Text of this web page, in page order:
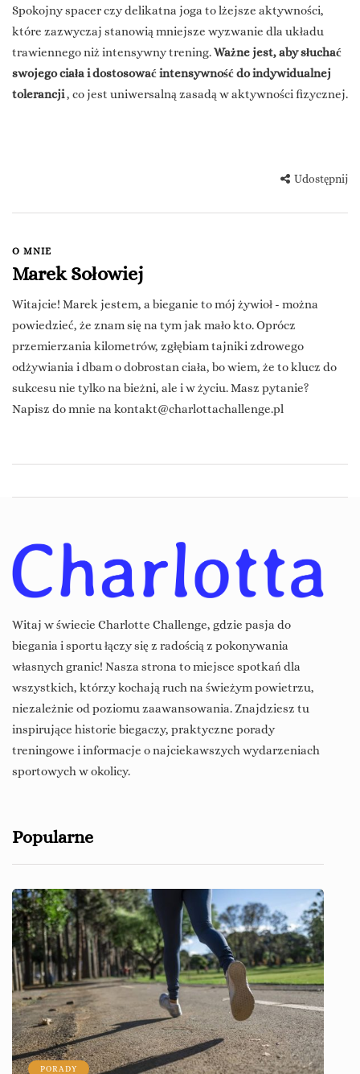
Spokojny spacer czy delikatna joga to lżejsze aktywności,
które zazwyczaj stanowią mniejsze wyzwanie dla układu
trawiennego niż intensywny trening.Ważne jest, aby słuchać
swojego ciała i dostosować intensywność do indywidualnej
tolerancji, co jest uniwersalną zasadą w aktywności fizycznej.
Udostępnij
O MNIE
Marek Sołowiej
Witajcie! Marek jestem, a bieganie to mój żywioł - można
powiedzieć, że znam się na tym jak mało kto. Oprócz
przemierzania kilometrów, zgłębiam tajniki zdrowego
odżywiania i dbam o dobrostan ciała, bo wiem, że to klucz do
sukcesu nie tylko na bieżni, ale i w życiu. Masz pytanie?
Napisz do mnie na kontakt@charlottachallenge.pl
Witaj w świecie Charlotte Challenge, gdzie pasja do
biegania i sportu łączy się z radością z pokonywania
własnych granic! Nasza strona to miejsce spotkań dla
wszystkich, którzy kochają ruch na świeżym powietrzu,
niezależnie od poziomu zaawansowania. Znajdziesz tu
inspirujące historie biegaczy, praktyczne porady
treningowe i informacje o najciekawszych wydarzeniach
sportowych w okolicy.
Popularne
PORADY